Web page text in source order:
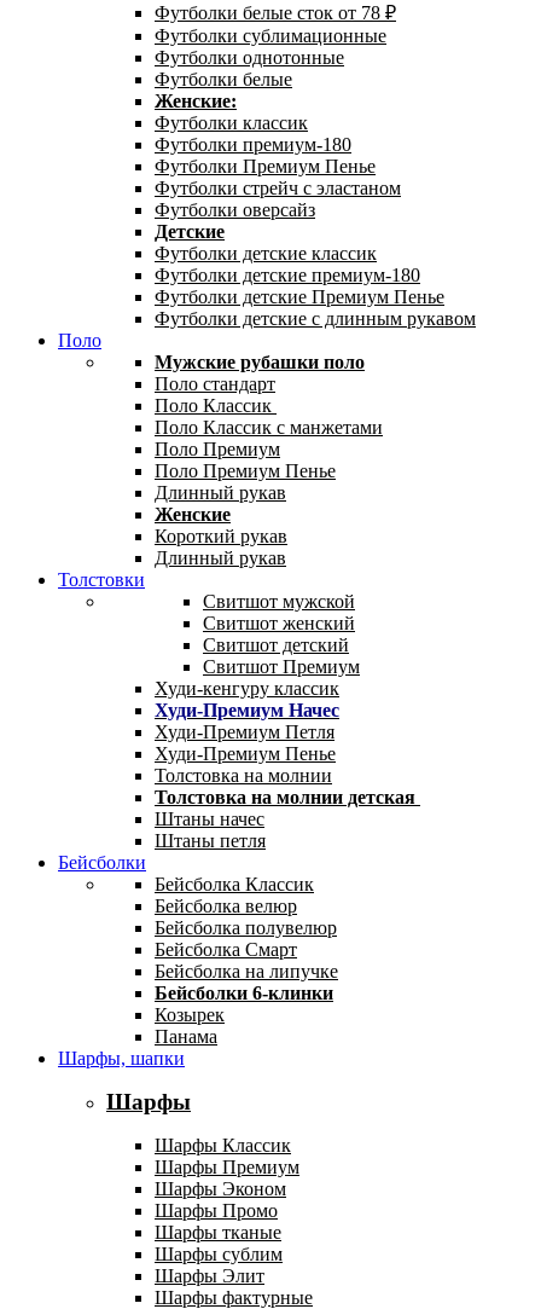
Футболки белые сток от 78 ₽
Футболки сублимационные
Футболки однотонные
Футболки белые
Женские:
Футболки классик
Футболки премиум-180
Футболки Премиум Пенье
Футболки стрейч с эластаном
Футболки оверсайз
Детские
Футболки детские классик
Футболки детские премиум-180
Футболки детские Премиум Пенье
Футболки детские с длинным рукавом
Поло
Мужские рубашки поло
Поло стандарт
Поло Классик
Поло Классик с манжетами
Поло Премиум
Поло Премиум Пенье
Длинный рукав
Женские
Короткий рукав
Длинный рукав
Толстовки
Свитшот мужской
Свитшот женский
Свитшот детский
Свитшот Премиум
Худи-кенгуру классик
Худи-Премиум Начес
Худи-Премиум Петля
Худи-Премиум Пенье
Толстовка на молнии
Толстовка на молнии детская
Штаны начес
Штаны петля
Бейсболки
Бейсболка Классик
Бейсболка велюр
Бейсболка полувелюр
Бейсболка Смарт
Бейсболка на липучке
Бейсболки 6-клинки
Козырек
Панама
Шарфы, шапки
Шарфы
Шарфы Классик
Шарфы Премиум
Шарфы Эконом
Шарфы Промо
Шарфы тканые
Шарфы сублим
Шарфы Элит
Шарфы фактурные